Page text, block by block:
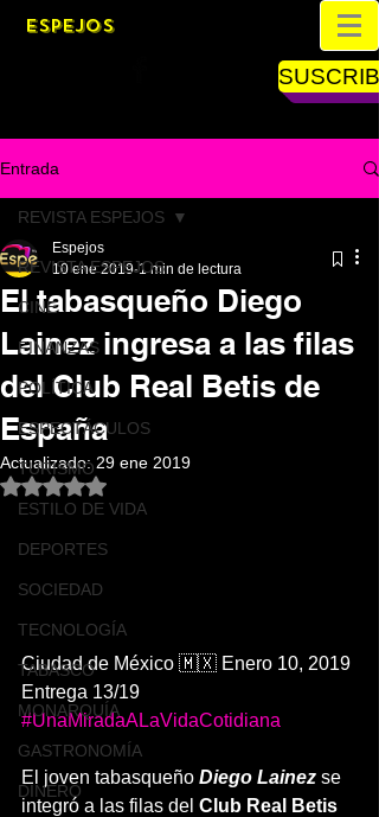
ESPEJOS
Entrada
REVISTA ESPEJOS
CINE
FINANZAS
POLÍTICA
ESPECTÁCULOS
TURISMO
ESTILO DE VIDA
DEPORTES
SOCIEDAD
TECNOLOGÍA
TABASCO
MONARQUÍA
GASTRONOMÍA
DINERO
REVISTA ESPEJOS
El tabasqueño Diego
Lainez ingresa a las filas
del Club Real Betis de
España
Espejos
10 ene 2019 1 min de lectura
Actualizado:29 ene 2019
Obtuvo NaN de 5 estrellas.
Ciudad de México 🇲🇽 Enero 10, 2019
Entrega 13/19
#UnaMiradaALaVidaCotidiana
El joven tabasqueño Diego Lainez se
integró a las filas del Club Real Betis